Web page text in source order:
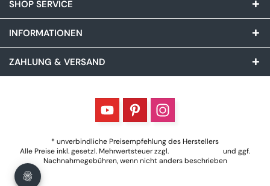
SHOP SERVICE
INFORMATIONEN
ZAHLUNG & VERSAND
* unverbindliche Preisempfehlung des Herstellers
Alle Preise inkl. gesetzl. Mehrwertsteuer zzgl.
und ggf.
Nachnahmegebühren, wenn nicht anders beschrieben